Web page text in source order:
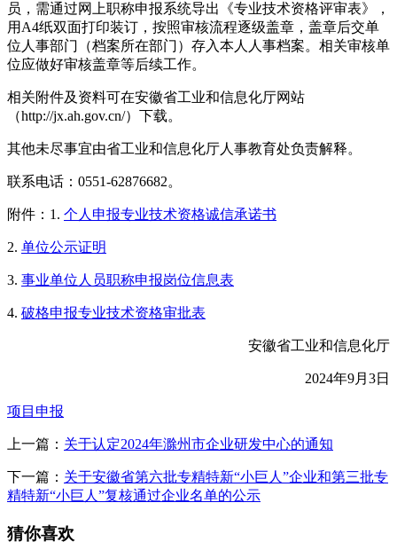
员，需通过网上职称申报系统导出《专业技术资格评审表》，
用A4纸双面打印装订，按照审核流程逐级盖章，盖章后交单
位人事部门（档案所在部门）存入本人人事档案。相关审核单
位应做好审核盖章等后续工作。
相关附件及资料可在安徽省工业和信息化厅网站
（http://jx.ah.gov.cn/）下载。
其他未尽事宜由省工业和信息化厅人事教育处负责解释。
联系电话：0551-62876682。
附件：1. 个人申报专业技术资格诚信承诺书
2. 单位公示证明
3. 事业单位人员职称申报岗位信息表
4. 破格申报专业技术资格审批表
安徽省工业和信息化厅
2024年9月3日
项目申报
上一篇： 关于认定2024年滁州市企业研发中心的通知
下一篇： 关于安徽省第六批专精特新“小巨人”企业和第三批专
精特新“小巨人”复核通过企业名单的公示
猜你喜欢